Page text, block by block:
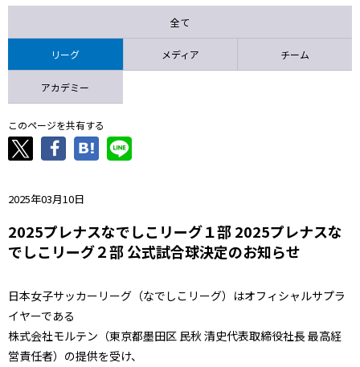
全て
リーグ メディア チーム
アカデミー
このページを共有する
2025年03月10日
2025プレナスなでしこリーグ１部 2025プレナスな
でしこリーグ２部 公式試合球決定のお知らせ
日本女子サッカーリーグ（なでしこリーグ）はオフィシャルサプラ
イヤーである
株式会社モルテン（東京都墨田区 民秋 清史代表取締役社長 最高経
営責任者）の提供を受け、